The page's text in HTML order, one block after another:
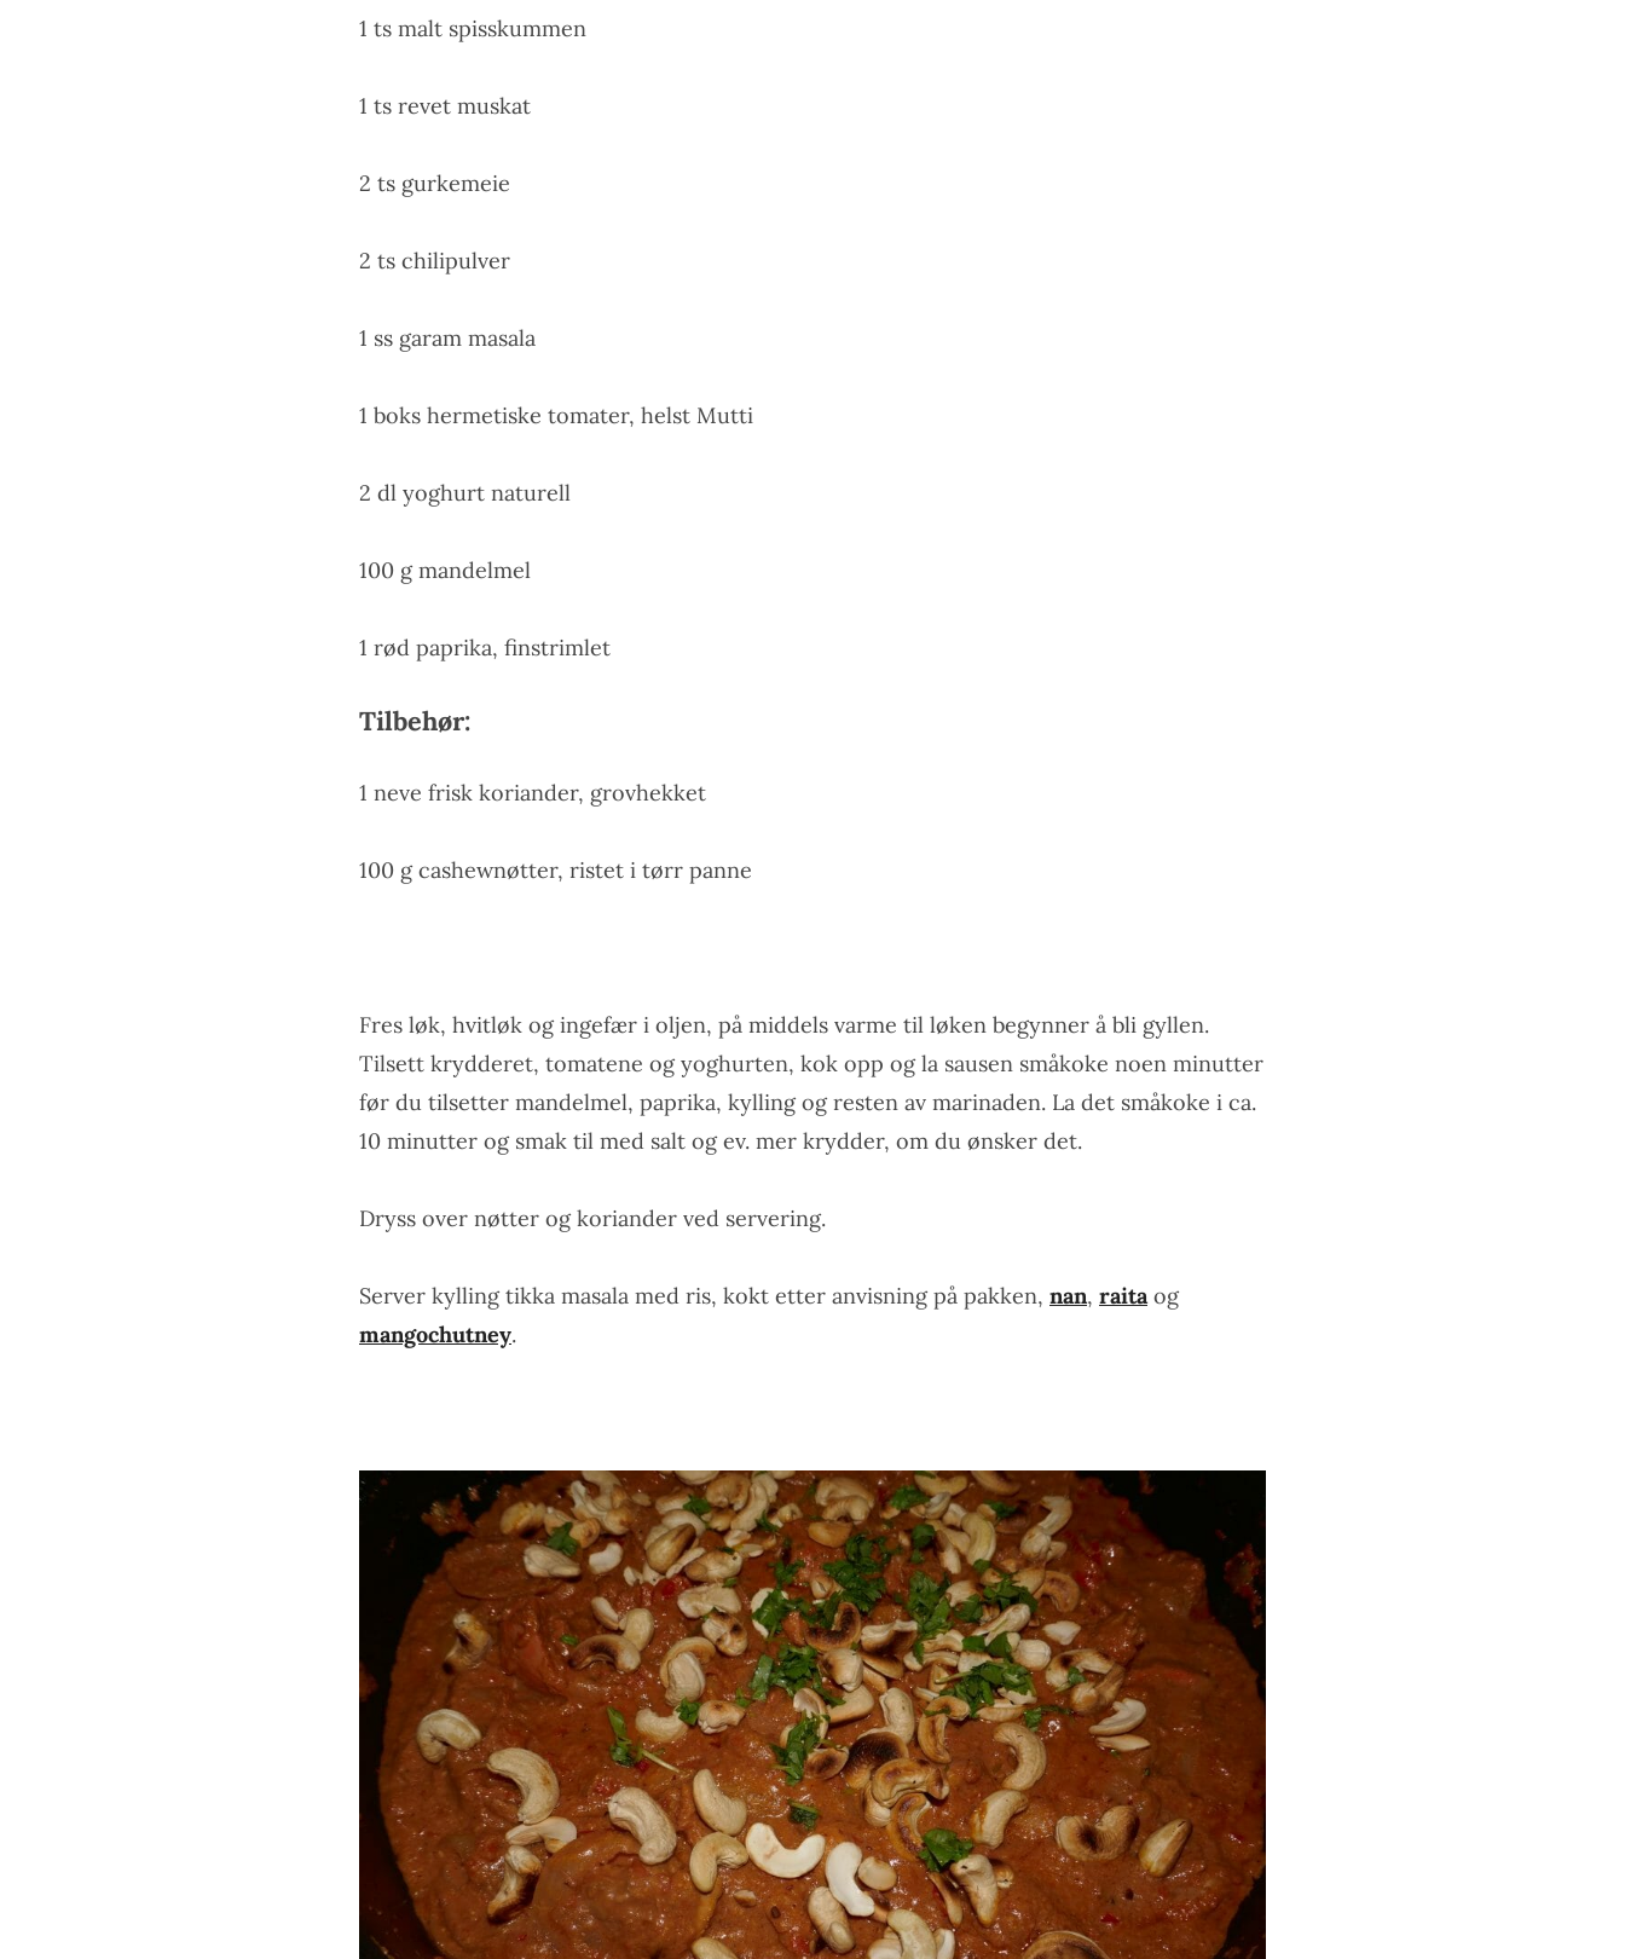
1 ts malt spisskummen
1 ts revet muskat
2 ts gurkemeie
2 ts chilipulver
1 ss garam masala
1 boks hermetiske tomater, helst Mutti
2 dl yoghurt naturell
100 g mandelmel
1 rød paprika, finstrimlet
Tilbehør:
1 neve frisk koriander, grovhekket
100 g cashewnøtter, ristet i tørr panne
Fres løk, hvitløk og ingefær i oljen, på middels varme til løken begynner å bli gyllen.
Tilsett krydderet, tomatene og yoghurten, kok opp og la sausen småkoke noen minutter
før du tilsetter mandelmel, paprika, kylling og resten av marinaden. La det småkoke i ca.
10 minutter og smak til med salt og ev. mer krydder, om du ønsker det.
Dryss over nøtter og koriander ved servering.
Server kylling tikka masala med ris, kokt etter anvisning på pakken, nan, raitaog
mangochutney.